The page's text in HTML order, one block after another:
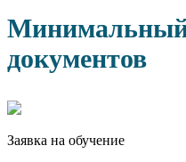
документов
Заявка на обучение